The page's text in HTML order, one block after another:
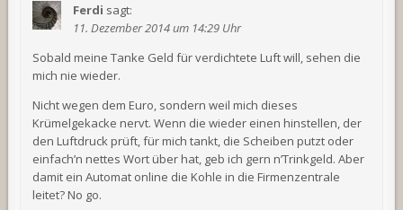
Ferdi sagt:
11. Dezember 2014 um 14:29 Uhr
Sobald meine Tanke Geld für verdichtete Luft will, sehen die
mich nie wieder.
Nicht wegen dem Euro, sondern weil mich dieses
Krümelgekacke nervt. Wenn die wieder einen hinstellen, der
den Luftdruck prüft, für mich tankt, die Scheiben putzt oder
einfach’n nettes Wort über hat, geb ich gern n’Trinkgeld. Aber
damit ein Automat online die Kohle in die Firmenzentrale
leitet? No go.